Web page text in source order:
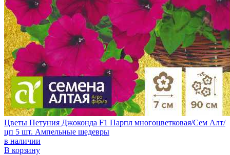
Цветы Петуния Джоконда F1 Парпл многоцветковая/Сем Алт/
цп 5 шт. Ампельные шедевры
в наличии
В корзину